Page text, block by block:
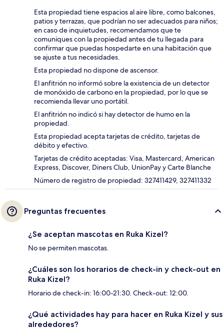
Esta propiedad tiene espacios al aire libre, como balcones,
patios y terrazas, que podrían no ser adecuados para niños;
en caso de inquietudes, recomendamos que te
comuniques con la propiedad antes de tu llegada para
confirmar que puedas hospedarte en una habitación que
se ajuste a tus necesidades.
Esta propiedad no dispone de ascensor.
El anfitrión no informó sobre la existencia de un detector
de monóxido de carbono en la propiedad, por lo que se
recomienda llevar uno portátil.
El anfitrión no indicó si hay detector de humo en la
propiedad.
Esta propiedad acepta tarjetas de crédito, tarjetas de
débito y efectivo.
Tarjetas de crédito aceptadas: Visa, Mastercard, American
Express, Discover, Diners Club, UnionPay y Carte Blanche
Número de registro de propiedad: 327411429, 327411332
Preguntas frecuentes
¿Se aceptan mascotas en Ruka Kizel?
No se permiten mascotas.
¿Cuáles son los horarios de check-in y check-out en
Ruka Kizel?
Horario de check-in: 16:00-21:30. Check-out: 12:00.
¿Qué actividades hay para hacer en Ruka Kizel y sus
alrededores?